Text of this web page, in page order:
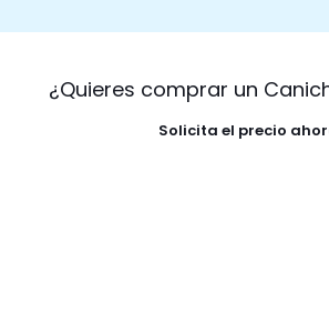
¿Quieres comprar un
Solicita el precio